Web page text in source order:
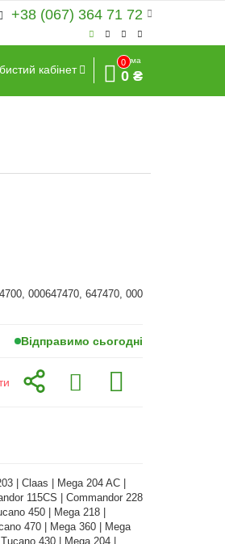
+38 (067) 364 71 72
кабінет
0
Сума
0 ₴
000647470, 647470, 000
Відправимо сьогодні
| Claas | Mega 204 AC |
115CS | Commandor 228
450 | Mega 218 |
470 | Mega 360 | Mega
430 | Mega 204 |